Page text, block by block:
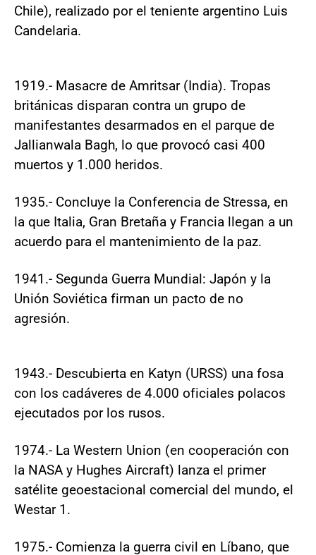
Chile), realizado por el teniente argentino Luis
Candelaria.
1919.- Masacre de Amritsar (India). Tropas
británicas disparan contra un grupo de
manifestantes desarmados en el parque de
Jallianwala Bagh, lo que provocó casi 400
muertos y 1.000 heridos.
1935.- Concluye la Conferencia de Stressa, en
la que Italia, Gran Bretaña y Francia llegan a un
acuerdo para el mantenimiento de la paz.
1941.- Segunda Guerra Mundial: Japón y la
Unión Soviética firman un pacto de no
agresión.
1943.- Descubierta en Katyn (URSS) una fosa
con los cadáveres de 4.000 oficiales polacos
ejecutados por los rusos.
1974.- La Western Union (en cooperación con
la NASA y Hughes Aircraft) lanza el primer
satélite geoestacional comercial del mundo, el
Westar 1.
1975.- Comienza la guerra civil en Líbano, que